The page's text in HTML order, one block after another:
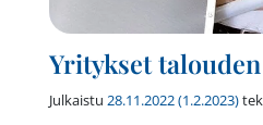
Yritykset
Julkaistu 28.11.2022(1.2.2023)